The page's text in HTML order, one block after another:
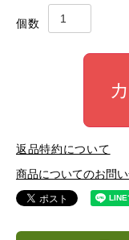
返品特約について
商品についてのお問